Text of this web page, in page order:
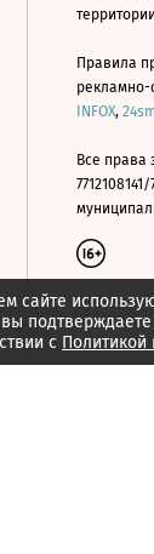
сайте
с
Правила
рекламно-
INFOX,
Все